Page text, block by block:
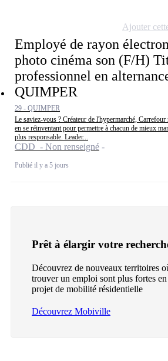
Employé de rayon
photo cinéma son (F/H)
professionnel en
QUIMPER
29 - QUIMPER
Le saviez-vous ? Créateur de l'hypermarché, Carrefour
en se réinventant pour permettre à chacun de mieux
plus responsable. Leader...
CDD - Non renseigné
Publié il y a 5 jours
Ajouter
Prêt à élargir votre
Découvrez de nouveaux territoires
trouver un emploi sont plus fortes
projet de mobilité résidentielle
Découvrez Mobiville